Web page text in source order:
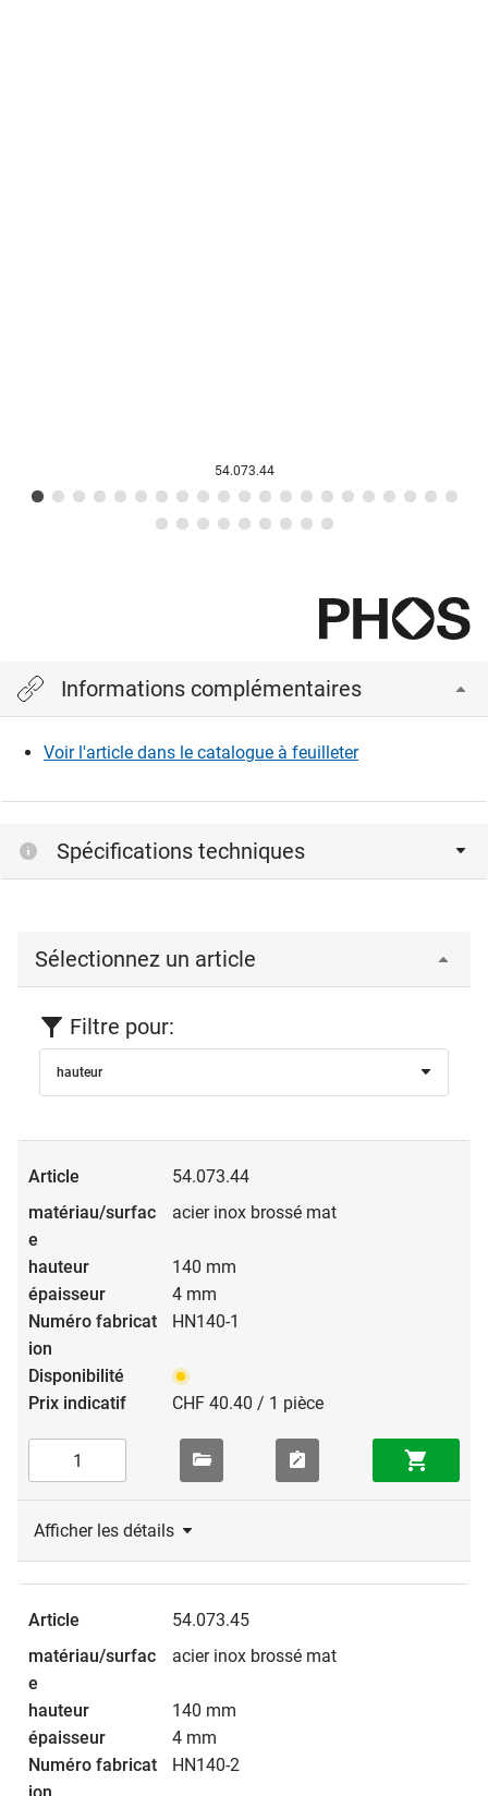
54.073.44
Informations complémentaires
Voir l'article dans le catalogue à feuilleter
Spécifications techniques
Sélectionnez un article
Filtre pour:
hauteur
54.073.44
acier inox brossé mat
140 mm
4 mm
HN140-1
CHF 40.40 / 1 pièce
Afficher les détails
54.073.45
acier inox brossé mat
140 mm
4 mm
HN140-2